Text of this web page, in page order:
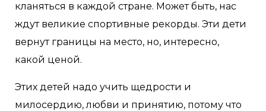
кланяться в каждой стране. Может быть, нас
ждут великие спортивные рекорды. Эти дети
вернут границы на место, но, интересно,
какой ценой.
Этих детей надо учить щедрости и
милосердию, любви и принятию, потому что